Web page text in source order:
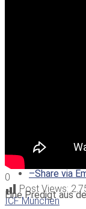
0
Post Views:
ICF München
Share on
–Share on
–Share via
Eine Predigt aus